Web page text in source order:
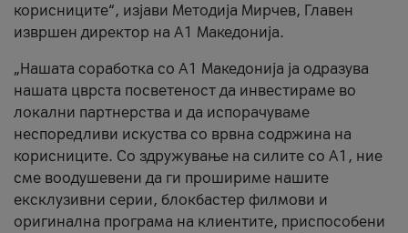
корисниците“, изјави Методија Мирчев, Главен
извршен директор на А1 Македонија.
„Нашата соработка со А1 Македонија ја одразува
нашата цврста посветеност да инвестираме во
локални партнерства и да испорачуваме
неспоредливи искуства со врвна содржина на
корисниците. Со здружување на силите со А1, ние
сме воодушевени да ги прошириме нашите
ексклузивни серии, блокбастер филмови и
оригинална програма на клиентите, приспособени